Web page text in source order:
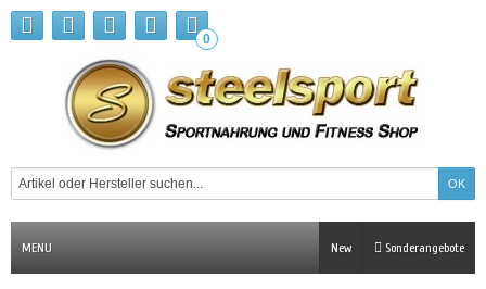
0
MENU Sonderangebote
New